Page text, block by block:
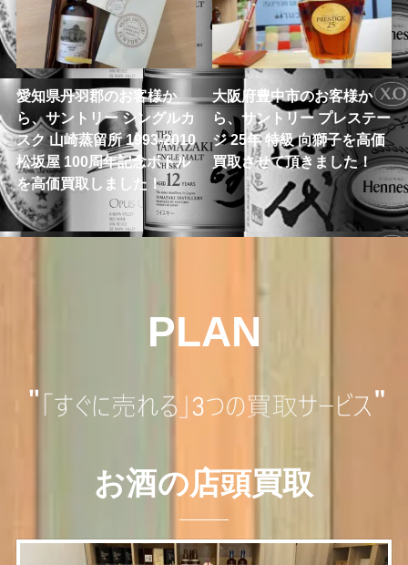
愛知県丹羽郡のお客様か
ら、サントリー シングルカ
スク 山崎蒸留所 1993-2010
松坂屋 100周年記念ボトル
を高価買取しました！
大阪府豊中市のお客様か
ら、サントリー プレステー
ジ 25年 特級 向獅子を高価
買取させて頂きました！
PLAN
お酒の店頭買取